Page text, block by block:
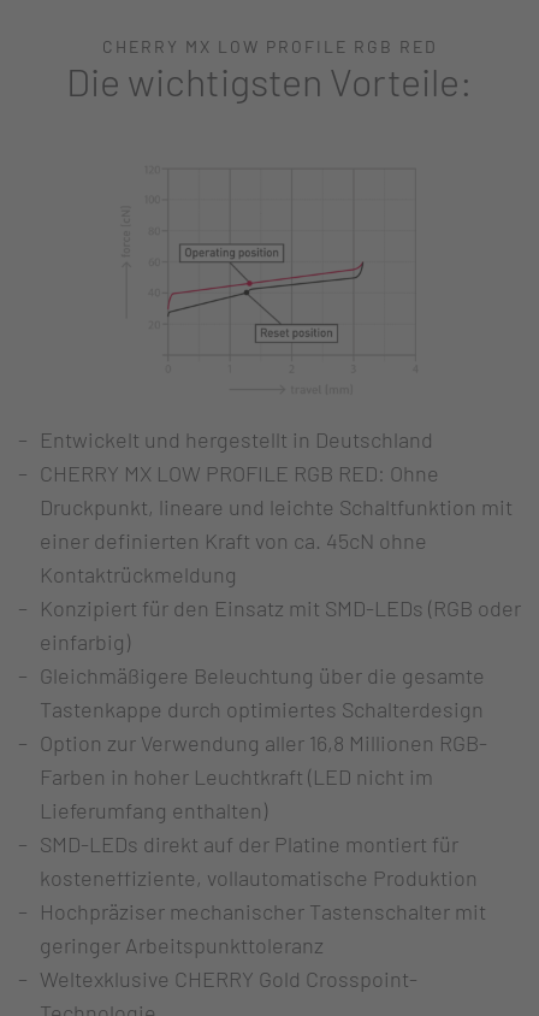
CHERRY MX LOW PROFILE RGB RED
Die wichtigsten Vorteile:
Entwickelt und hergestellt in Deutschland
CHERRY MX LOW PROFILE RGB RED: Ohne
Druckpunkt, lineare und leichte Schaltfunktion mit
einer definierten Kraft von ca. 45cN ohne
Kontaktrückmeldung
Konzipiert für den Einsatz mit SMD-LEDs (RGB oder
einfarbig)
Gleichmäßigere Beleuchtung über die gesamte
Tastenkappe durch optimiertes Schalterdesign
Option zur Verwendung aller 16,8 Millionen RGB-
Farben in hoher Leuchtkraft (LED nicht im
Lieferumfang enthalten)
SMD-LEDs direkt auf der Platine montiert für
kosteneffiziente, vollautomatische Produktion
Hochpräziser mechanischer Tastenschalter mit
geringer Arbeitspunkttoleranz
Weltexklusive CHERRY Gold Crosspoint-